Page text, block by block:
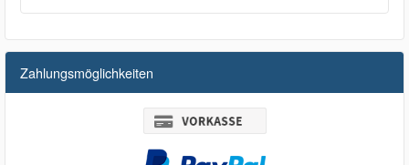
Zahlungsmöglichkeiten